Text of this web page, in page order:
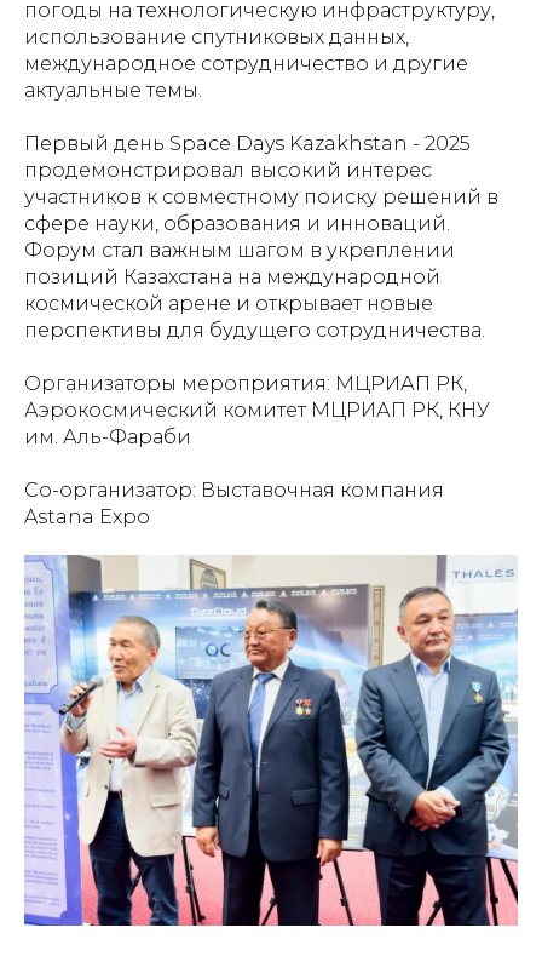
погоды на технологическую инфраструктуру,
использование спутниковых данных,
международное сотрудничество и другие
актуальные темы.
Первый день Space Days Kazakhstan - 2025
продемонстрировал высокий интерес
участников к совместному поиску решений в
сфере науки, образования и инноваций.
Форум стал важным шагом в укреплении
позиций Казахстана на международной
космической арене и открывает новые
перспективы для будущего сотрудничества.
Организаторы мероприятия: МЦРИАП РК,
Аэрокосмический комитет МЦРИАП РК, КНУ
им. Аль-Фараби
Со-организатор: Выставочная компания
Astana Expo